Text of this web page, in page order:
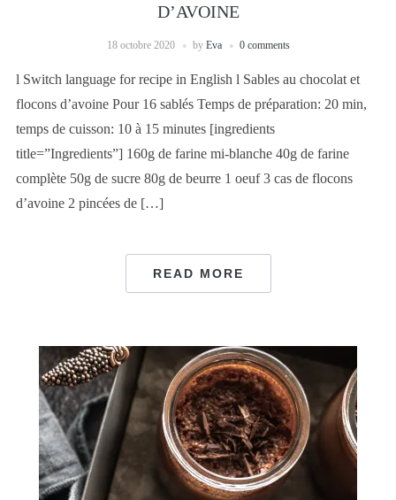
D’AVOINE
18 octobre 2020 by Eva 0 comments
l Switch language for recipe in English l Sables au chocolat et
flocons d’avoine Pour 16 sablés Temps de préparation: 20 min,
temps de cuisson: 10 à 15 minutes [ingredients
title=”Ingredients”] 160g de farine mi-blanche 40g de farine
complète 50g de sucre 80g de beurre 1 oeuf 3 cas de flocons
d’avoine 2 pincées de […]
READ MORE